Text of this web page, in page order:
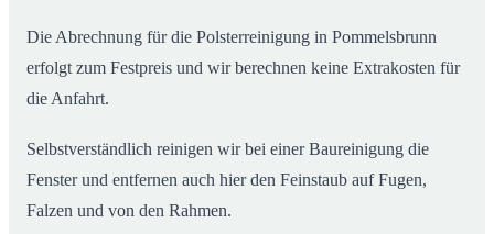
Die Abrechnung für die Polsterreinigung in Pommelsbrunn
erfolgt zum Festpreis und wir berechnen keine Extrakosten für
die Anfahrt.
Selbstverständlich reinigen wir bei einer Baureinigung die
Fenster und entfernen auch hier den Feinstaub auf Fugen,
Falzen und von den Rahmen.